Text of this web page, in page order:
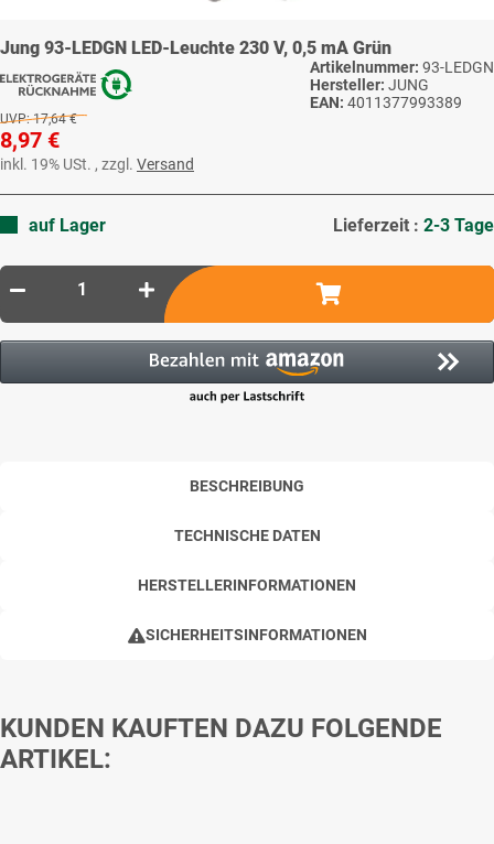
Jung 93-LEDGN LED-Leuchte 230 V, 0,5 mA Grün
Artikelnummer: 93-LEDGN
Hersteller: JUNG
EAN: 4011377993389
UVP: 17,64 €
8,97 €
inkl. 19% USt. , zzgl. Versand
auf Lager Lieferzeit : 2-3 Tage
BESCHREIBUNG
TECHNISCHE DATEN
HERSTELLERINFORMATIONEN
SICHERHEITSINFORMATIONEN
KUNDEN KAUFTEN DAZU FOLGENDE
ARTIKEL: